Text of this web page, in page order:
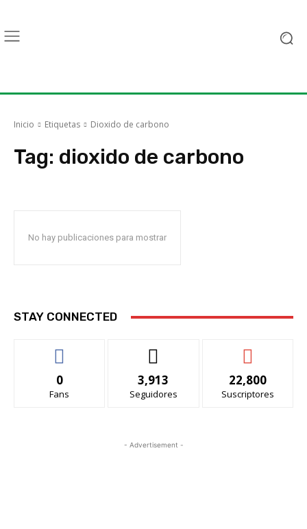
Inicio Etiquetas Dioxido de carbono
Tag: dioxido de carbono
No hay publicaciones para mostrar
STAY CONNECTED
0
Fans
3,913
Seguidores
22,800
Suscriptores
- Advertisement -